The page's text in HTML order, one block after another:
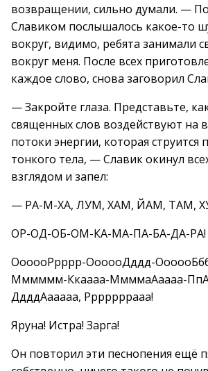
возвращении, сильно думали. —
Славиком послышалось какое-то
вокруг, видимо, ребята занимали
вокруг меня. После всех
каждое слово, снова заговорил
— Закройте глаза. Представьте,
священных слов воздействуют на
потоки энергии, которая струится
тонкого тела, — Славик окинул
взглядом и запел:
— РА-М-ХА, ЛУМ, ХАМ, ЙАМ, ТАМ,
ОР-ОД-ОБ-ОМ-КА-МА-ПА-БА-ДА-РА!
ОооооРрррр-ОооооДддд-
Мммммм-Ккаааа-МмммаАаааа-
ДдддАааааа, Рррррррааа!
Яруна! Истра! Зарга!
Он повторил эти песнопения ещё